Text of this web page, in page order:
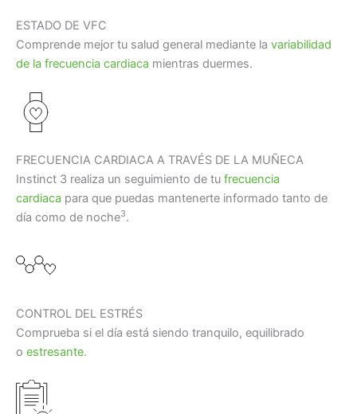
ESTADO DE VFC
Comprende mejor tu salud general mediante la variabilidad
de la frecuencia cardiaca mientras duermes.
FRECUENCIA CARDIACA A TRAVÉS DE LA MUÑECA
Instinct 3 realiza un seguimiento de tu frecuencia
cardiaca para que puedas mantenerte informado tanto de
día como de noche3.
CONTROL DEL ESTRÉS
Comprueba si el día está siendo tranquilo, equilibrado
o estresante.